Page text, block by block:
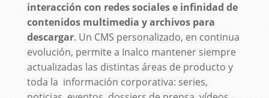
interacción con redes sociales e infinidad de
contenidos multimedia y archivos para
descargar. Un CMS personalizado, en continua
evolución, permite a Inalco mantener siempre
actualizadas las distintas áreas de producto y
toda la información corporativa: series,